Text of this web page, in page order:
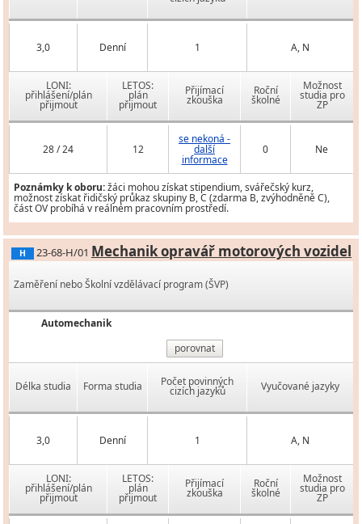
3,0 Denní 1 A, N
LONI:
přihlášení/plán
přijmout
LETOS:
plán
přijmout
Přijímací
zkouška
Roční
školné
Možnost
studia pro
ZP
28 / 24 12
se nekoná -
další
informace
0 Ne
Poznámky k oboru:žáci mohou získat stipendium, svářečský kurz,
možnost získat řidičský průkaz skupiny B, C (zdarma B, zvýhodněně C),
část OV probíhá v reálném pracovním prostředí.
H 23-68-H/01 Mechanik opravář motorových vozidel
Zaměření nebo Školní vzdělávací program (ŠVP)
Automechanik
porovnat
Délka studia Forma studia Počet povinných
cizích jazyků Vyučované jazyky
3,0 Denní 1 A, N
LONI:
přihlášení/plán
přijmout
LETOS:
plán
přijmout
Přijímací
zkouška
Roční
školné
Možnost
studia pro
ZP